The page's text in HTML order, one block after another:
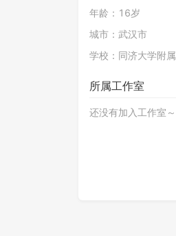
399
年龄： 16岁
城市： 武汉市
学校： 同济大学附
所属工作室
还没有加入工作室～